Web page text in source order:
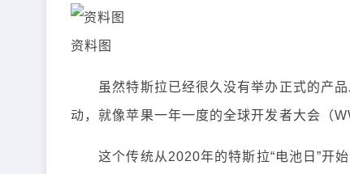
资料图
虽然特斯拉已经很久没有举办正式的产品
动，就像苹果一年一度的全球开发者大会（
这个传统从2020年的特斯拉“电池日”开始